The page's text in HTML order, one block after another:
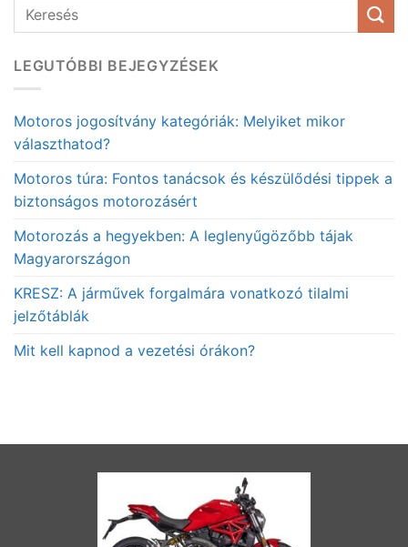
LEGUTÓBBI BEJEGYZÉSEK
Motoros jogosítvány kategóriák: Melyiket mikor
választhatod?
Motoros túra: Fontos tanácsok és készülődési tippek a
biztonságos motorozásért
Motorozás a hegyekben: A leglenyűgözőbb tájak
Magyarországon
KRESZ: A járművek forgalmára vonatkozó tilalmi
jelzőtáblák
Mit kell kapnod a vezetési órákon?